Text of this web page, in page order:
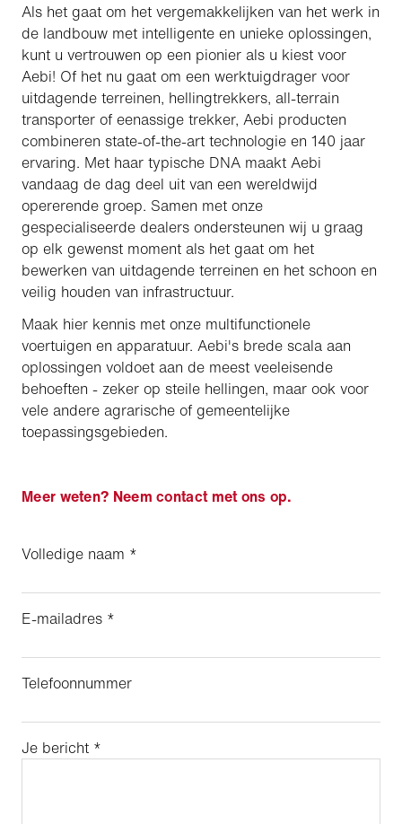
Als het gaat om het vergemakkelijken van het werk in
de landbouw met intelligente en unieke oplossingen,
kunt u vertrouwen op een pionier als u kiest voor
Aebi! Of het nu gaat om een werktuigdrager voor
uitdagende terreinen, hellingtrekkers, all-terrain
transporter of eenassige trekker, Aebi producten
combineren state-of-the-art technologie en 140 jaar
ervaring. Met haar typische DNA maakt Aebi
vandaag de dag deel uit van een wereldwijd
opererende groep. Samen met onze
gespecialiseerde dealers ondersteunen wij u graag
op elk gewenst moment als het gaat om het
bewerken van uitdagende terreinen en het schoon en
veilig houden van infrastructuur.
Maak hier kennis met onze multifunctionele
voertuigen en apparatuur. Aebi's brede scala aan
oplossingen voldoet aan de meest veeleisende
behoeften - zeker op steile hellingen, maar ook voor
vele andere agrarische of gemeentelijke
toepassingsgebieden.
Meer weten? Neem contact met ons op.
Volledige naam *
E-mailadres *
Telefoonnummer
Je bericht *